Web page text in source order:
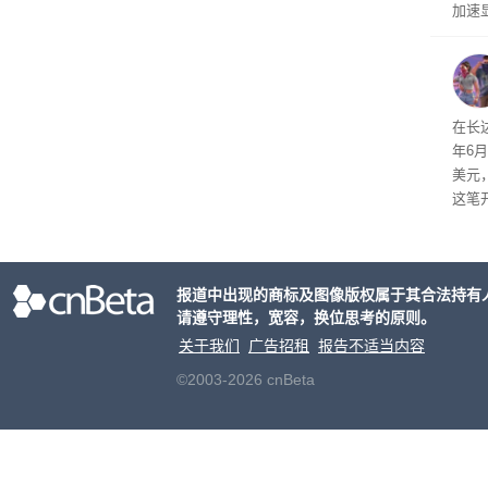
加速
物
毁，
评
米，
上。
依
在长
年6
美元
这笔
事线
报道中出现的商标及图像版权属于其合法持
请遵守理性，宽容，换位思考的原则。
关于我们
广告招租
报告不适当内容
©2003-2026 cnBeta